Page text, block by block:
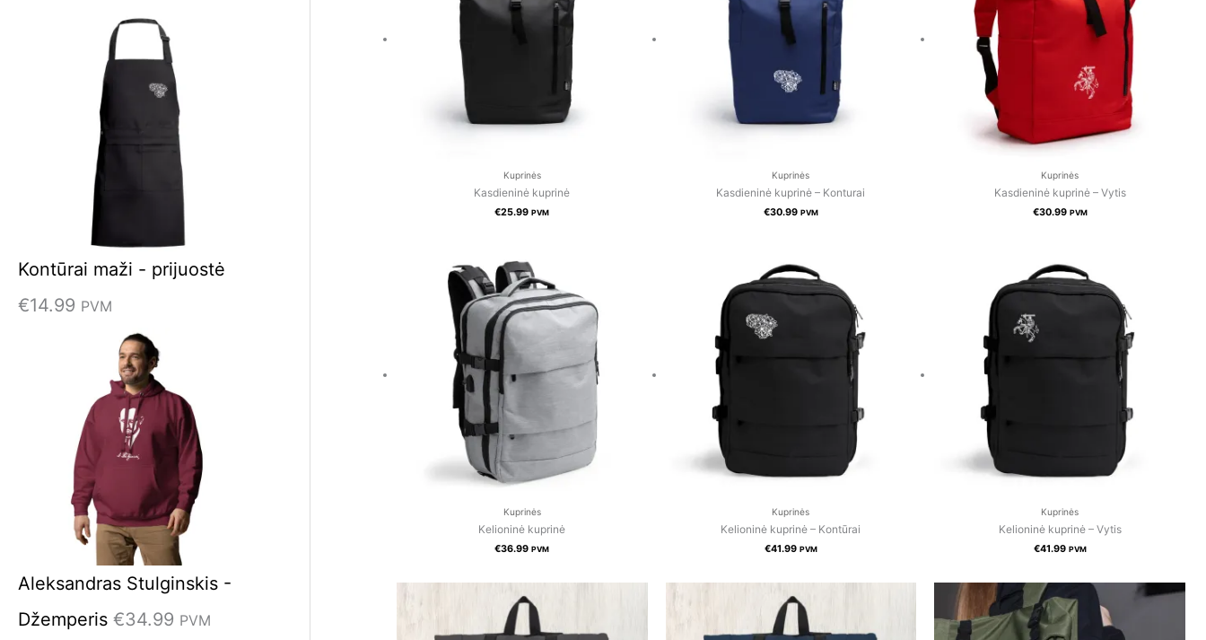
Kontūrai maži - prijuostė
€14.99 PVM
Aleksandras Stulginskis -
Džemperis €34.99 PVM
Kuprinės
Kasdieninė kuprinė
€25.99 PVM
Kuprinės
Kasdieninė kuprinė – Konturai
€30.99 PVM
Kuprinės
Kasdieninė kuprinė – Vytis
€30.99 PVM
Kuprinės
Kelioninė kuprinė
€36.99 PVM
Kuprinės
Kelioninė kuprinė – Kontūrai
€41.99 PVM
Kuprinės
Kelioninė kuprinė – Vytis
€41.99 PVM